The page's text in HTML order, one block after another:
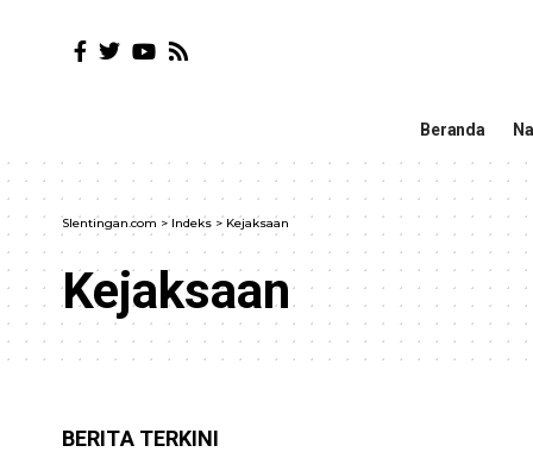
Beranda
Slentingan.com >Indeks > Kejaksaan
Kejaksaan
BERITA TERKINI